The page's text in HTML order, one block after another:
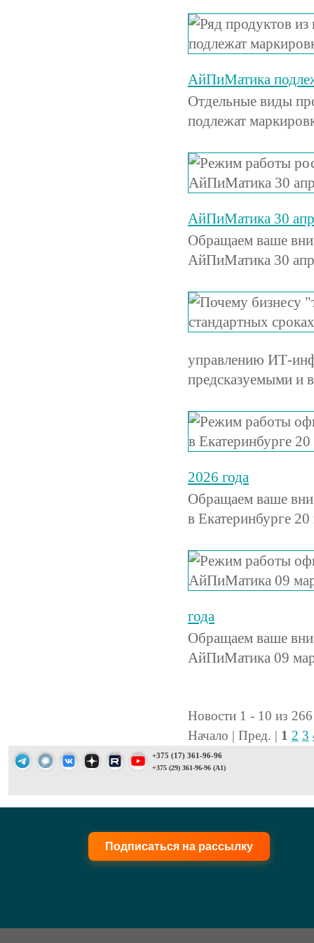
АйПиМатика
Отдельные виды
подлежат
АйПиМатика 30
Обращаем ваше
АйПиМатика 30
управлению ИТ-
предсказуемыми и
2026 года
Обращаем ваше
в Екатеринбурге
года
Обращаем ваше
АйПиМатика 09
Новости 1 - 10 из 266
Начало | Пред. | 1 2 3
+375 (17) 361-96-96
+375 (29) 361-96-96 (A1)
Подписаться на рассылку